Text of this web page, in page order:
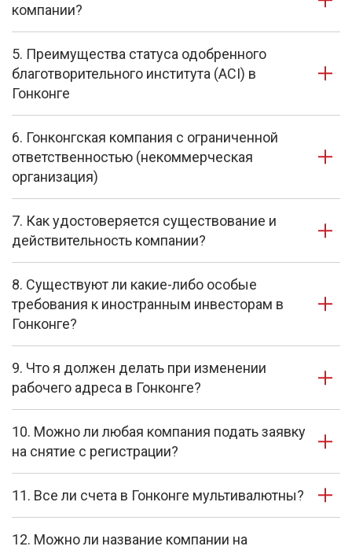
компании?
5. Преимущества статуса одобренного
благотворительного института (ACI) в
Гонконге
6. Гонконгская компания с ограниченной
ответственностью (некоммерческая
организация)
7. Как удостоверяется существование и
действительность компании?
8. Существуют ли какие-либо особые
требования к иностранным инвесторам в
Гонконге?
9. Что я должен делать при изменении
рабочего адреса в Гонконге?
10. Можно ли любая компания подать заявку
на снятие с регистрации?
11. Все ли счета в Гонконге мультивалютны?
12. Можно ли название компании на